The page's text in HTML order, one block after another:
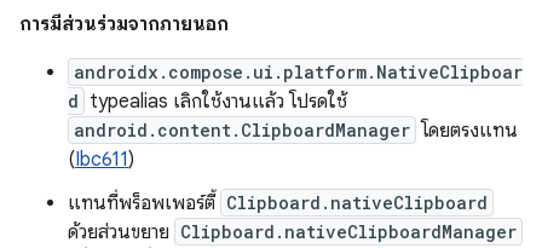
การมีส่วนร่วมจากภายนอก
androidx.compose.ui.platform.NativeClipboar
d typealias เลิกใช้งานแล้ว โปรดใช้
android.content.ClipboardManager โดยตรงแทน
(Ibc611)
แทนที่พร็อพเพอร์ตี้ Clipboard.nativeClipboard
ด้วยส่วนขยาย Clipboard.nativeClipboardManager